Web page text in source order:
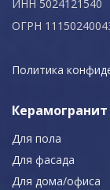
ИНН 5024121540
ОГРН
Политика
Керамогранит
Для пола
Для фасада
Для дома/офиса